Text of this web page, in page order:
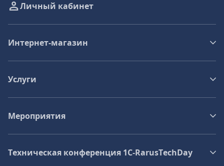
Личный кабинет
Интернет-магазин
Услуги
Мероприятия
Техническая конференция 1C‑RarusTechDay